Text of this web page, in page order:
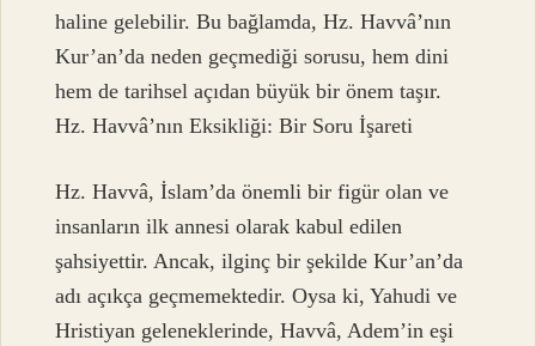
haline gelebilir. Bu bağlamda, Hz. Havvâ’nın
Kur’an’da neden geçmediği sorusu, hem dini
hem de tarihsel açıdan büyük bir önem taşır.
Hz. Havvâ’nın Eksikliği: Bir Soru İşareti
Hz. Havvâ, İslam’da önemli bir figür olan ve
insanların ilk annesi olarak kabul edilen
şahsiyettir. Ancak, ilginç bir şekilde Kur’an’da
adı açıkça geçmemektedir. Oysa ki, Yahudi ve
Hristiyan geleneklerinde, Havvâ, Adem’in eşi